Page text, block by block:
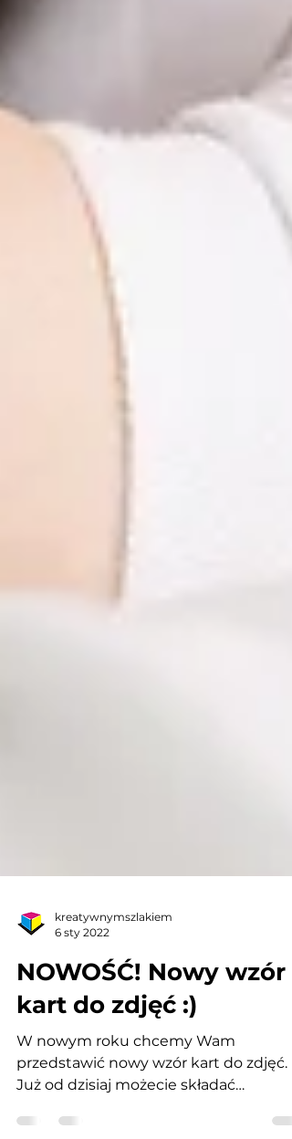
6 sty 2022
NOWOŚĆ! Nowy wzór
kart do zdjęć :)
W nowym roku chcemy Wam
przedstawić nowy wzór kart do zdjęć.
Już od dzisiaj możecie składać